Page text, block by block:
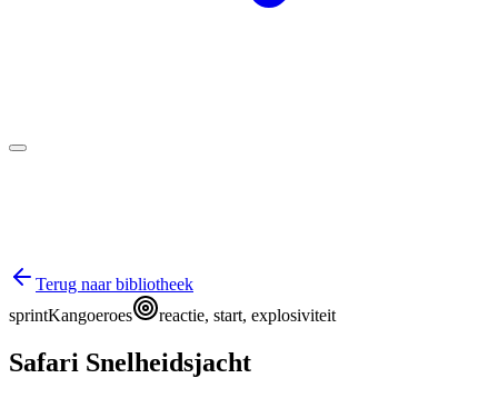
Terug naar bibliotheek
sprintKangoeroes reactie, start, explosiviteit
Safari Snelheidsjacht